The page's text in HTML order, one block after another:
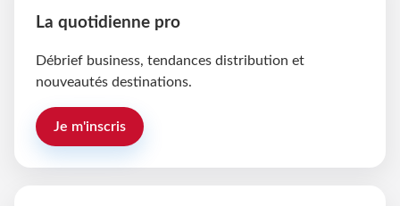
La quotidienne pro
Débrief business, tendances distribution et
nouveautés destinations.
Je m'inscris